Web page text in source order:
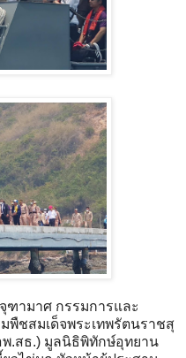
ามาศ กรรมการและ
พืชสมเด็จพระเทพรัตนราชสุ
.สธ.) มูลนิธิพิทักษ์อุทยาน